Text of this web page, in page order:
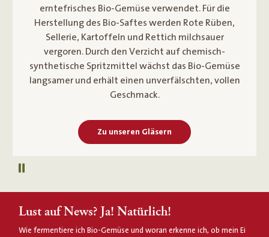
erntefrisches Bio-Gemüse verwendet. Für die
Herstellung des Bio-Saftes werden Rote Rüben,
Sellerie, Kartoffeln und Rettich milchsauer
vergoren. Durch den Verzicht auf chemisch-
synthetische Spritzmittel wächst das Bio-Gemüse
langsamer und erhält einen unverfälschten, vollen
Geschmack.
Zu unseren Gläsern
Lust auf News? Ja! Natürlich!
Wie fermentiere ich Bio-Gemüse und woran erkenne ich, ob mein Ei